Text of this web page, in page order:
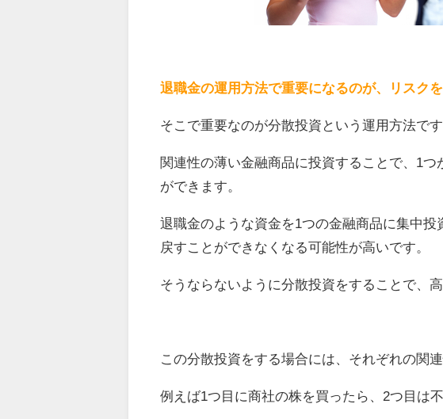
退職金の運用方法で重要になるのが、リスク
そこで重要なのが分散投資という運用方法です
関連性の薄い金融商品に投資することで、1
ができます。
退職金のような資金を1つの金融商品に集中
戻すことができなくなる可能性が高いです。
そうならないように分散投資をすることで、
この分散投資をする場合には、それぞれの関
例えば1つ目に商社の株を買ったら、2つ目は